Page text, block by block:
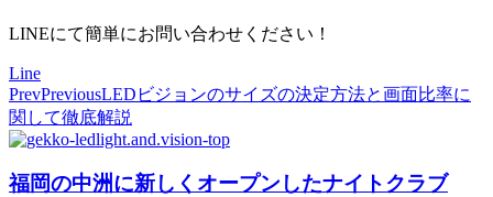
LINEにて簡単にお問い合わせください！
Line
PrevPreviousLEDビジョンのサイズの決定方法と画面比率に
関して徹底解説
福岡の中洲に新しくオープンしたナイトクラブ